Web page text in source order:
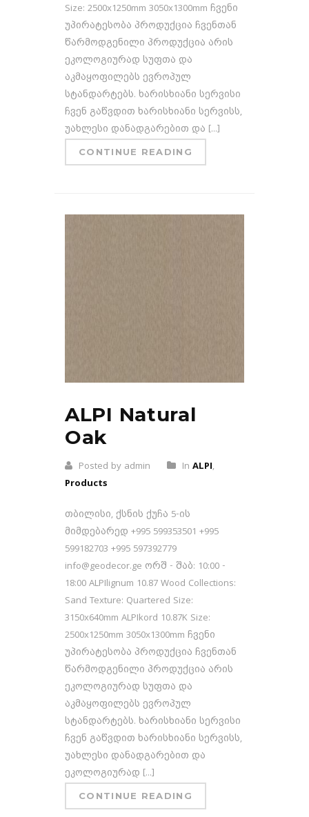
Size: 2500x1250mm 3050x1300mm ჩვენი
უპირატესობა პროდუქცია ჩვენთან
წარმოდგენილი პროდუქცია არის
ეკოლოგიურად სუფთა და
აკმაყოფილებს ევროპულ
სტანდარტებს. ხარისხიანი სერვისი
ჩვენ გაწვდით ხარისხიანი სერვისს,
უახლესი დანადგარებით და [...]
CONTINUE READING
ALPI Natural
Oak
Posted by admin In ALPI,
Products
თბილისი, ქსნის ქუჩა 5-ის
მიმდებარედ +995 599353501 +995
599182703 +995 597392779
info@geodecor.ge ორშ - შაბ: 10:00 -
18:00 ALPIlignum 10.87 Wood Collections:
Sand Texture: Quartered Size:
3150x640mm ALPIkord 10.87K Size:
2500x1250mm 3050x1300mm ჩვენი
უპირატესობა პროდუქცია ჩვენთან
წარმოდგენილი პროდუქცია არის
ეკოლოგიურად სუფთა და
აკმაყოფილებს ევროპულ
სტანდარტებს. ხარისხიანი სერვისი
ჩვენ გაწვდით ხარისხიანი სერვისს,
უახლესი დანადგარებით და
ეკოლოგიურად [...]
CONTINUE READING